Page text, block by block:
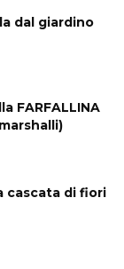
dal giardino
FARFALLINA
cascata di fiori